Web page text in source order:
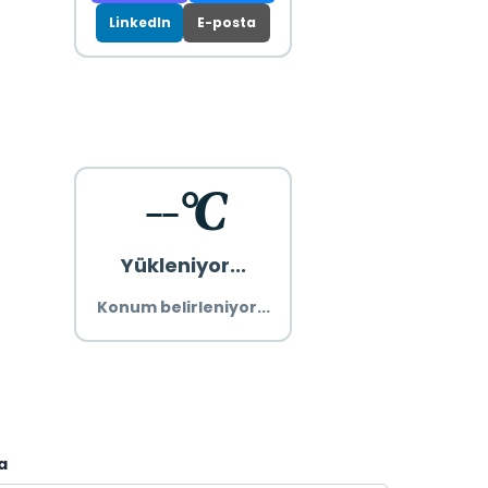
LinkedIn E-posta
--°C
Yükleniyor...
Konum belirleniyor...